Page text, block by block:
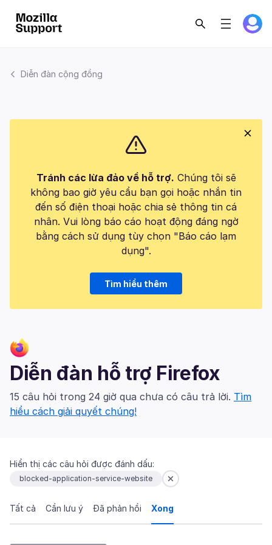
Diễn đàn cộng đồng
Tránh các lừa đảo về hỗ trợ. Chúng tôi sẽ
không bao giờ yêu cầu bạn gọi hoặc nhắn tin
đến số điện thoại hoặc chia sẻ thông tin cá
nhân. Vui lòng báo cáo hoạt động đáng ngờ
bằng cách sử dụng tùy chọn "Báo cáo lạm
dụng".
Tìm hiểu thêm
Diễn đàn hỗ trợ Firefox
15 câu hỏi trong 24 giờ qua chưa có câu trả lời. Tìm
hiểu cách giải quyết chúng!
Hiển thị các câu hỏi được đánh dấu:
blocked-application-service-website
Tất cả Cần lưu ý Đã phản hồi Xong